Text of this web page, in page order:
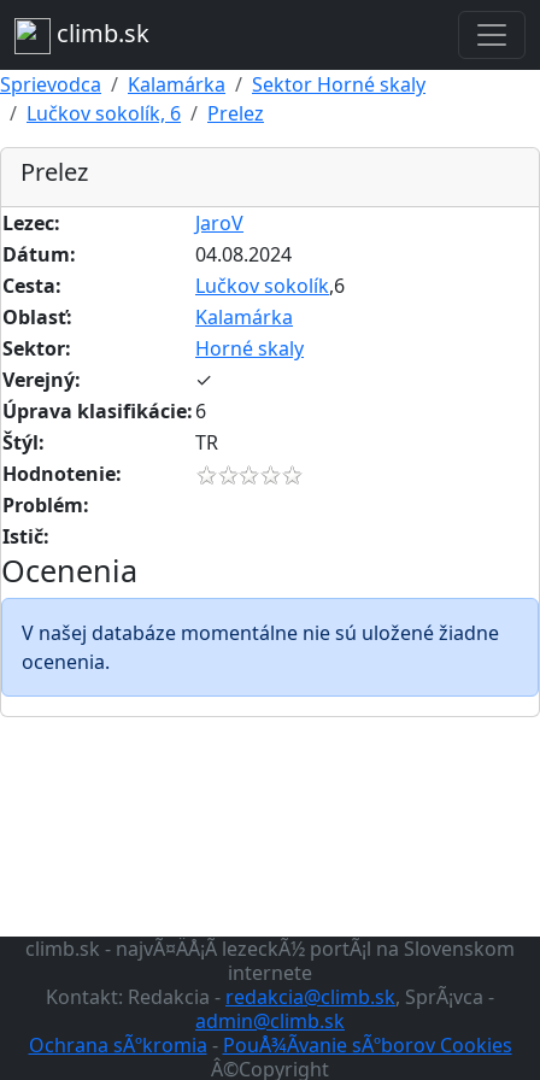
climb.sk
Sprievodca Kalamárka
Sektor Horné skaly
Lučkov sokolík, 6
Prelez
Prelez
Lezec:
JaroV
Dátum:
04.08.2024
Cesta:
Lučkov sokolík,6
Oblasť:
Kalamárka
Sektor:
Horné skaly
Verejný:
✓
Úprava klasifikácie:6
Štýl:
TR
Hodnotenie:
Problém:
Istič:
Ocenenia
V našej databáze momentálne nie sú uložené žiadne
ocenenia.
climb.sk - najvÃ¤ÄÅ¡Ã­ lezeckÃ½ portÃ¡l na Slovenskom
internete
Kontakt: Redakcia - redakcia@climb.sk, SprÃ¡vca -
admin@climb.sk
Ochrana sÃºkromia - PouÅ¾Ã­vanie sÃºborov Cookies
Â©Copyright